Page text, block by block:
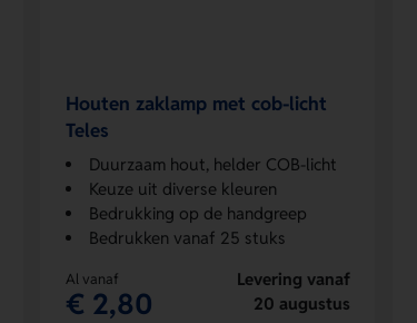
Houten zaklamp met cob-licht
Teles
Duurzaam hout, helder COB-licht
Keuze uit diverse kleuren
Bedrukking op de handgreep
Bedrukken vanaf 25 stuks
Al vanaf
€ 2,80
Levering vanaf
20 augustus